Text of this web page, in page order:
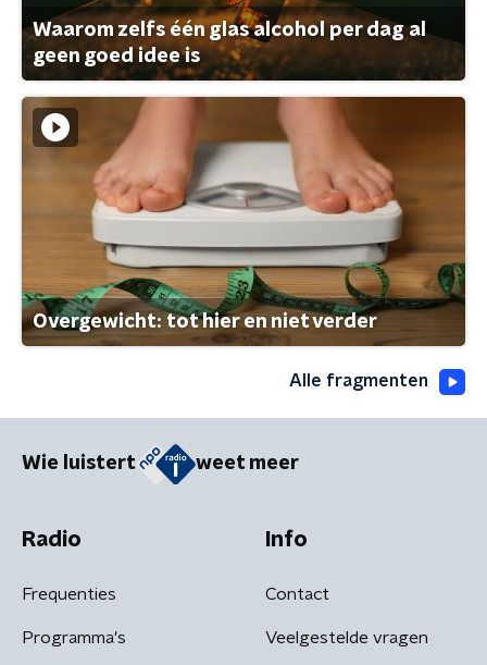
Waarom zelfs één glas alcohol per dag al
geen goed idee is
Overgewicht: tot hier en niet verder
Alle fragmenten
Wie luistert weet meer
Radio
Frequenties
Programma's
Info
Contact
Veelgestelde vragen